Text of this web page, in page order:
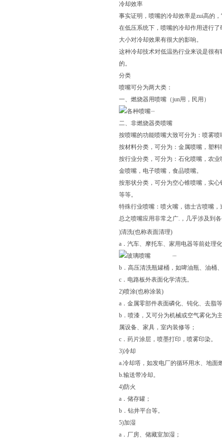
冷却效率
事实证明，喷嘴的冷却效率是zui高的
在低压系统下，喷嘴的冷却作用进行
大小对冷却效果有很大的影响。
这种冷却技术对低温热行业来说是很
的。
分类
喷嘴可分为两大类：
一、燃烧器用喷嘴（jun用，民用）
二、非燃烧器类喷嘴
按喷嘴的功能喷嘴大致可分为：喷雾
按材料分类，可分为：金属喷嘴，塑
按行业分类，可分为：石化喷嘴，农
金喷嘴，电子喷嘴，食品喷嘴。
按形状分类，可分为空心锥喷嘴，实
等等。
特殊行业喷嘴：喷火嘴，德士古喷嘴，
总之喷嘴应用非常之广.，几乎涉及到
)清洗(也称表面清理)
a．汽车、摩托车、家用电器等前处理
b．高压清洗瓶罐桶，如啤油瓶、油桶
c．电路板外表面化学清洗。
2)喷涂(也称涂装)
a．金属零部件表面磷化、钝化、去脂
b．喷漆，又可分为机械或空气雾化为
属设备、家具，室内装修等；
c．药片涂层，喷墨打印，喷雾印染。
3)冷却
a.冷却塔，如发电厂的循环用水、地
b.输送带冷却。
4)防火
a．储存罐；
b．钻井平台等。
5)加湿
a．厂房、储藏室加湿；